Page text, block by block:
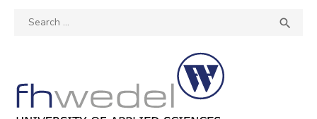
Search
